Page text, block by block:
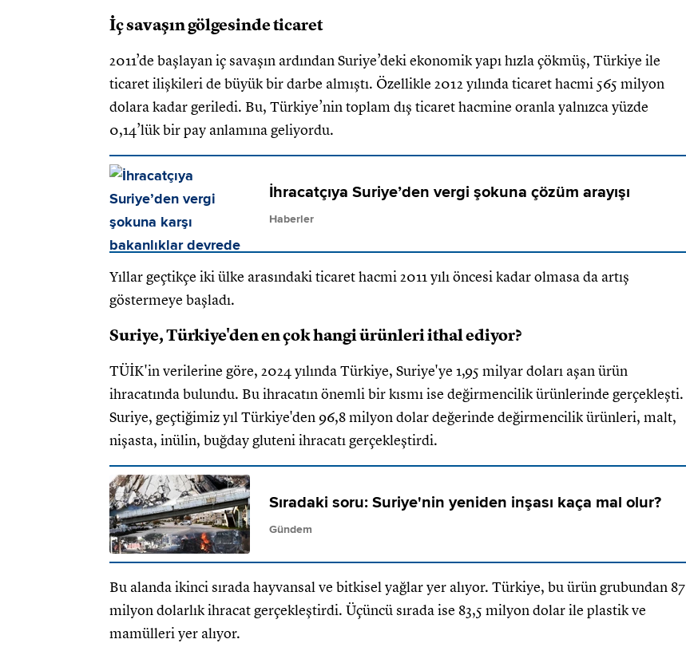
İç savaşın gölgesinde ticaret
2011’de başlayan iç savaşın ardından Suriye’deki ekonomik yapı hızla çökmüş, Türkiye ile
ticaret ilişkileri de büyük bir darbe almıştı. Özellikle 2012 yılında ticaret hacmi 565 milyon
dolara kadar geriledi. Bu, Türkiye’nin toplam dış ticaret hacmine oranla yalnızca yüzde
0,14’lük bir pay anlamına geliyordu.
İhracatçıya Suriye’den vergi şokuna çözüm arayışı
Haberler
Yıllar geçtikçe iki ülke arasındaki ticaret hacmi 2011 yılı öncesi kadar olmasa da artış
göstermeye başladı.
Suriye, Türkiye'den en çok hangi ürünleri ithal ediyor?
TÜİK'in verilerine göre, 2024 yılında Türkiye, Suriye'ye 1,95 milyar doları aşan ürün
ihracatında bulundu. Bu ihracatın önemli bir kısmı ise değirmencilik ürünlerinde gerçekleşti.
Suriye, geçtiğimiz yıl Türkiye'den 96,8 milyon dolar değerinde değirmencilik ürünleri, malt,
nişasta, inülin, buğday gluteni ihracatı gerçekleştirdi.
Sıradaki soru: Suriye'nin yeniden inşası kaça mal olur?
Gündem
Bu alanda ikinci sırada hayvansal ve bitkisel yağlar yer alıyor. Türkiye, bu ürün grubundan 87
milyon dolarlık ihracat gerçekleştirdi. Üçüncü sırada ise 83,5 milyon dolar ile plastik ve
mamülleri yer alıyor.